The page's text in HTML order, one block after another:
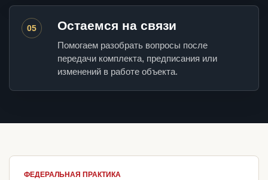
05 Остаемся на связи
Помогаем разобрать вопросы после
передачи комплекта, предписания или
изменений в работе объекта.
ФЕДЕРАЛЬНАЯ ПРАКТИКА